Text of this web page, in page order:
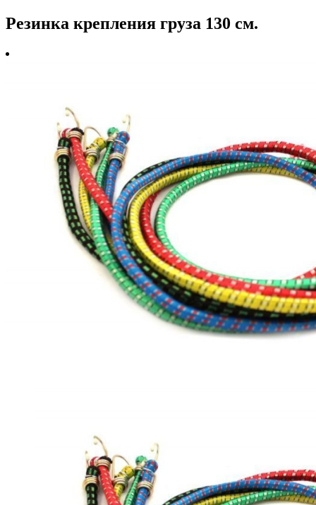
Резинка крепления груза 130 см.